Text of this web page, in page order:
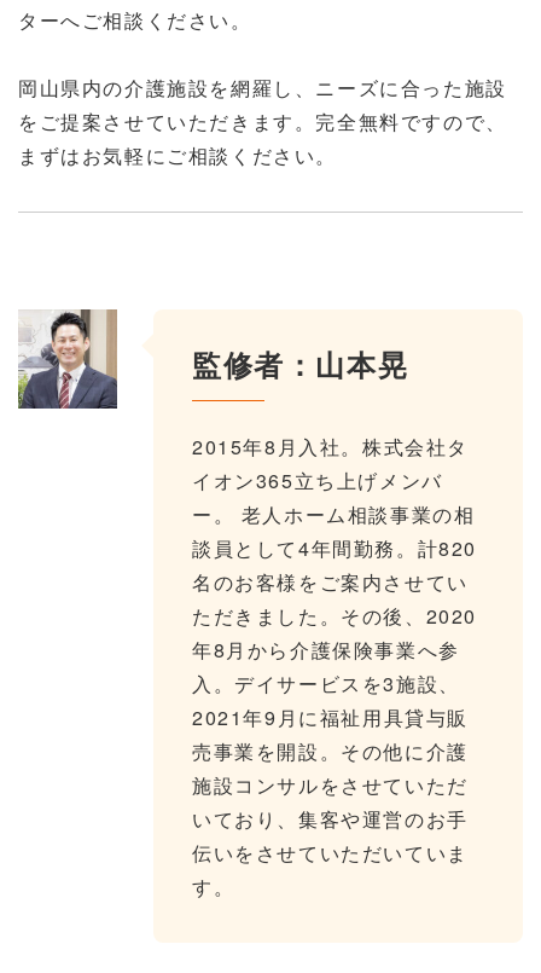
ターへご相談ください。
岡山県内の介護施設を網羅し、ニーズに合った施設
をご提案させていただきます。完全無料ですので、
まずはお気軽にご相談ください。
監修者：山本晃
2015年8月入社。株式会社タ
イオン365立ち上げメンバ
ー。 老人ホーム相談事業の相
談員として4年間勤務。計820
名のお客様をご案内させてい
ただきました。その後、2020
年8月から介護保険事業へ参
入。デイサービスを3施設、
2021年9月に福祉用具貸与販
売事業を開設。その他に介護
施設コンサルをさせていただ
いており、集客や運営のお手
伝いをさせていただいていま
す。